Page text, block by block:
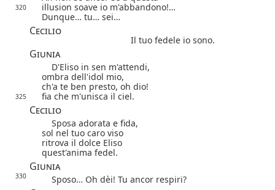
320
illusion soave io m'abbandono!…
Dunque… tu… sei…
Cecilio
Il tuo fedele io sono.
Giunia
D'Eliso in sen m'attendi,
ombra dell'idol mio,
ch'a te ben presto, oh dio!
325 fia che m'unisca il ciel.
Cecilio
Sposa adorata e fida,
sol nel tuo caro viso
ritrova il dolce Eliso
quest'anima fedel.
Giunia
330 Sposo… Oh dèi! Tu ancor respiri?